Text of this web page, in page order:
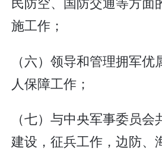
施工作；
（六）领导和管理拥军
人保障工作；
（七）与中央军事委员
建设，征兵工作，边防、